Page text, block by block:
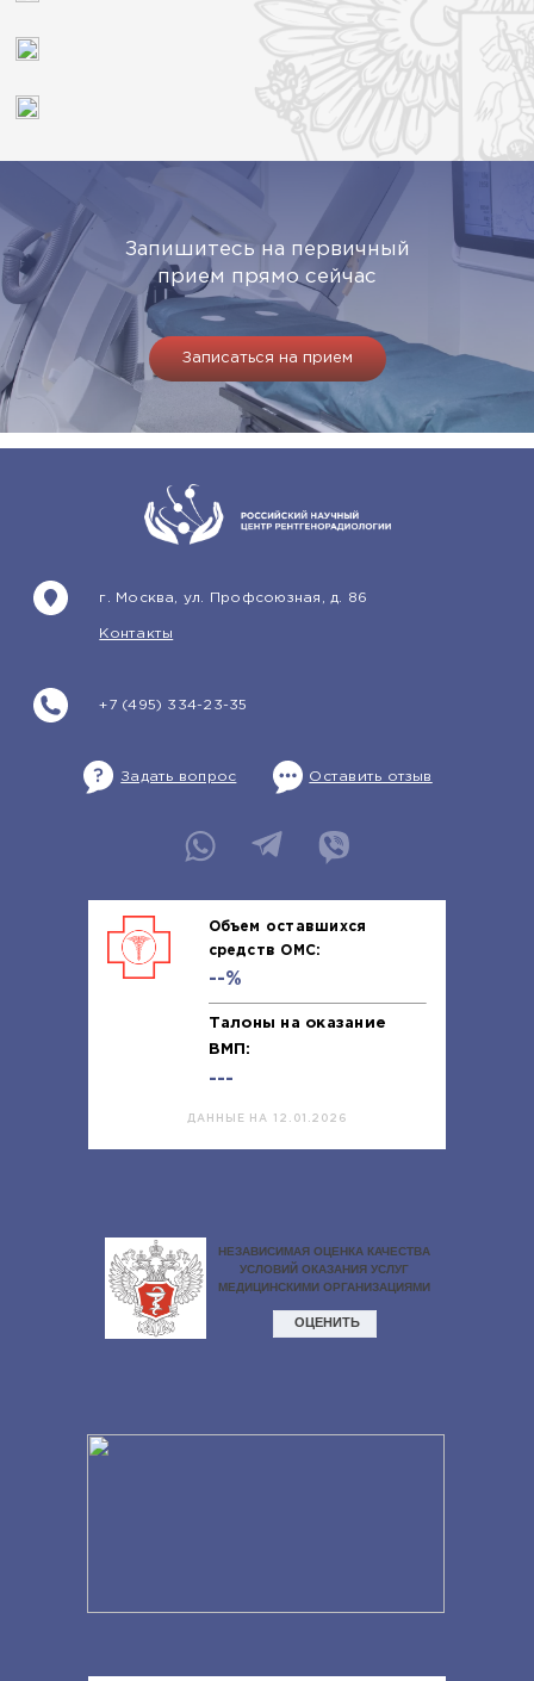
Запишитесь на первичный
прием прямо сейчас
Записаться на прием
+7 (495) 334-23-35
г. Москва, ул. Профсоюзная, д. 86
Контакты
Задать вопрос Оставить отзыв
Объем оставшихся
средств ОМС:
--%
Талоны на оказание
ВМП:
---
ДАННЫЕ НА 12.01.2026